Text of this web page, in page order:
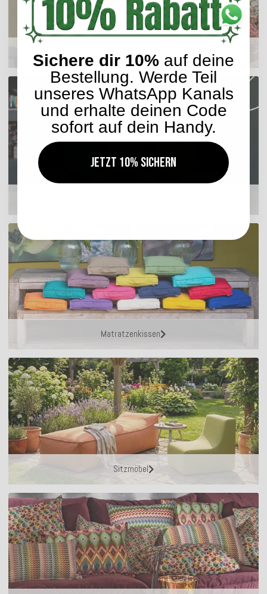
Sitzkissen
Matratzenkissen
Sitzmöbel
Sichere dir 10% auf deine
Bestellung. Werde Teil
unseres WhatsApp Kanals
und erhalte deinen Code
sofort auf dein Handy.
Jetzt 10% sichern